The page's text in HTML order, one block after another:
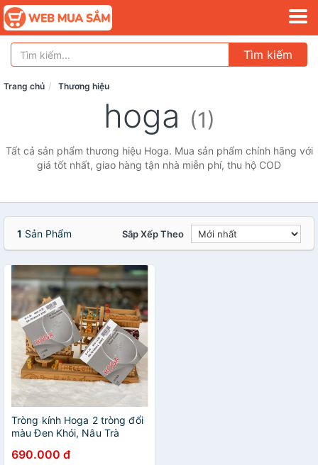
Tìm kiếm
Trang chủ Thương hiệu
hoga (1)
Tất cả sản phẩm thương hiệu Hoga. Mua sản phẩm chính hãng với
giá tốt nhất, giao hàng tận nhà miễn phí, thu hộ COD
1 Sản Phẩm Sắp Xếp Theo
Tròng kính Hoga 2 tròng đổi
màu Đen Khói, Nâu Trà
690.000 đ